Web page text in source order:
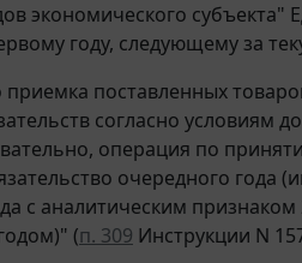
экономического субъекта"
году, следующему за
поставленных
согласно условиям
операция по
очередного года
с аналитическим
(п. 309 Инструкции N